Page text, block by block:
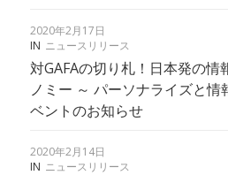
2020年2月17日
IN ニュースリリース
対GAFAの切り札！日本発の
ノミー ～ パーソナライズと情
ベントのお知らせ
2020年2月14日
IN ニュースリリース